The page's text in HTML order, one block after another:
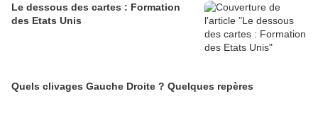
Le dessous des cartes : Formation
des Etats Unis
Quels clivages Gauche Droite ? Quelques repères